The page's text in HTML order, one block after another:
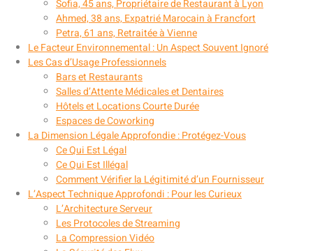
Sofia, 45 ans, Propriétaire de Restaurant à Lyon
Ahmed, 38 ans, Expatrié Marocain à Francfort
Petra, 61 ans, Retraitée à Vienne
Le Facteur Environnemental : Un Aspect Souvent Ignoré
Les Cas d’Usage Professionnels
Bars et Restaurants
Salles d’Attente Médicales et Dentaires
Hôtels et Locations Courte Durée
Espaces de Coworking
La Dimension Légale Approfondie : Protégez-Vous
Ce Qui Est Légal
Ce Qui Est Illégal
Comment Vérifier la Légitimité d’un Fournisseur
L’Aspect Technique Approfondi : Pour les Curieux
L’Architecture Serveur
Les Protocoles de Streaming
La Compression Vidéo